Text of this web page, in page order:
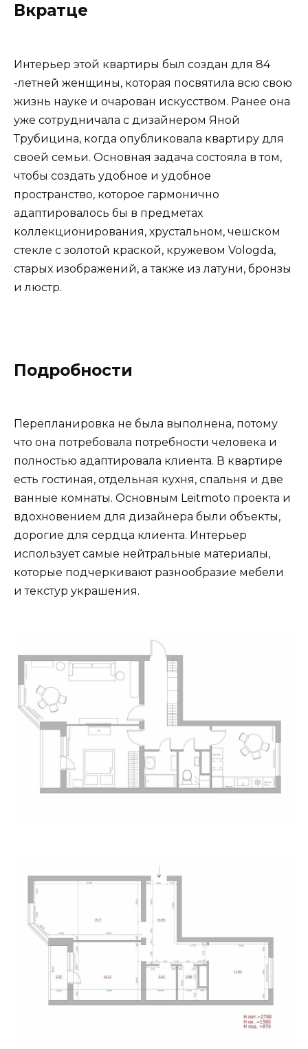
Вкратце
Интерьер этой квартиры был создан для 84
-летней женщины, которая посвятила всю свою
жизнь науке и очарован искусством. Ранее она
уже сотрудничала с дизайнером Яной
Трубицина, когда опубликовала квартиру для
своей семьи. Основная задача состояла в том,
чтобы создать удобное и удобное
пространство, которое гармонично
адаптировалось бы в предметах
коллекционирования, хрустальном, чешском
стекле с золотой краской, кружевом Vologda,
старых изображений, а также из латуни, бронзы
и люстр.
Подробности
Перепланировка не была выполнена, потому
что она потребовала потребности человека и
полностью адаптировала клиента. В квартире
есть гостиная, отдельная кухня, спальня и две
ванные комнаты. Основным Leitmoto проекта и
вдохновением для дизайнера были объекты,
дорогие для сердца клиента. Интерьер
использует самые нейтральные материалы,
которые подчеркивают разнообразие мебели
и текстур украшения.